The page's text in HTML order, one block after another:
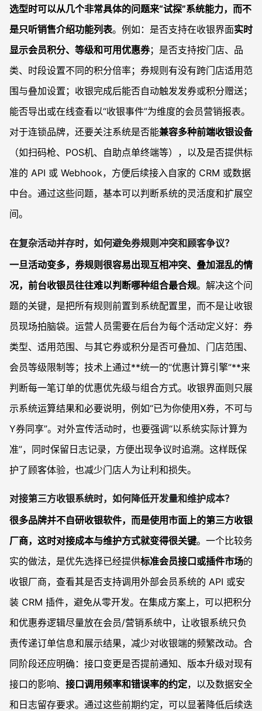
选型时可以从几个非常具体的问题来“试探”系统能力，而不
是只听销售介绍功能列表。例如：是否支持在收银界面实时
显示会员积分、等级和可用优惠券；是否支持按门店、品
类、时段设置不同的积分倍率；券规则有没有跨门店适用范
围与叠加设置；收银完成后能否自动触发发券或积分赠送；
能否导出或在线查看以“收银事件”为维度的会员营销报表。
对于连锁品牌，还要关注系统是否能兼容多种前端收银设备
（如扫码枪、POS机、自助点单终端等），以及是否提供标
准的 API 或 Webhook，方便后续接入自家的 CRM 或数据
中台。通过这些问题，基本可以判断系统的灵活度和扩展空
间。
在复杂活动并存时，如何避免券规则冲突和顾客争议？
一旦活动变多，券规则很容易出现互相冲突、叠加混乱的情
况，前台收银员往往难以判断哪种组合最合规。解决这个问
题的关键，是把所有规则前置到系统配置里，而不是让收银
员现场拍脑袋。运营人员需要在后台为每个活动定义好：券
类型、适用范围、与其它券或积分是否可叠加、门店范围、
会员等级限制等；技术上通过**统一的“优惠计算引擎”**来
判断每一笔订单的优惠优先级与组合方式。收银界面则只展
示系统运算结果和必要说明，例如“已为你使用X券，不可与
Y券同享”。对外宣传活动时，也要强调“以系统实际计算为
准”，同时保留日志记录，方便出现争议时追溯。这样既保
护了顾客体验，也减少门店人为让利和损失。
对接第三方收银系统时，如何降低开发量和维护成本？
很多品牌并不自研收银软件，而是使用市面上的第三方收银
厂商，这时对接成本与维护方式就变得很关键。一个比较务
实的做法，是优先选择已经提供标准会员接口或插件市场的
收银厂商，查看其是否支持调用外部会员系统的 API 或安
装 CRM 插件，避免从零开发。在集成方案上，可以把积分
和优惠券逻辑尽量放在会员/营销系统中，让收银系统只负
责传递订单信息和展示结果，减少对收银端的频繁改动。合
同阶段还应明确：接口变更是否提前通知、版本升级对现有
接口的影响、 接口调用频率和错误率的约定，以及数据安全
和日志留存要求。通过这些前期约定，可以显著降低后续迭